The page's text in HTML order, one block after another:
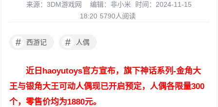
来源：3DM游戏网 编辑：非小米
时间：2024-11-15
18:20 5790人阅读
# 西游记 # 人偶
近日haoyutoys官方宣布，旗下神话系列-金角大
王与银角大王可动人偶现已开启预定，人偶各限量300
个，零售价均为1880元。